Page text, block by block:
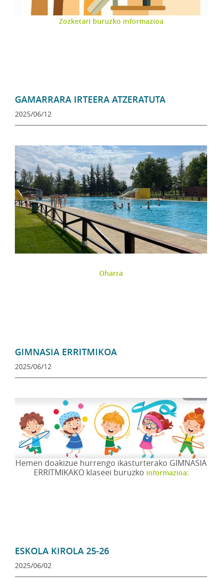
Zozketari buruzko informazioa
GAMARRARA IRTEERA ATZERATUTA
2025/06/12
Oharra
GIMNASIA ERRITMIKOA
2025/06/12
Hemen doakizue hurrengo ikasturterako GIMNASIA
ERRITMIKAKO klaseei buruzko informazioa:
ESKOLA KIROLA 25-26
2025/06/02